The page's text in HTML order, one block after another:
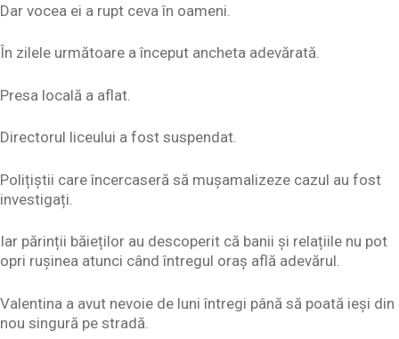
Dar vocea ei a rupt ceva în oameni.
În zilele următoare a început ancheta adevărată.
Presa locală a aflat.
Directorul liceului a fost suspendat.
Polițiștii care încercaseră să mușamalizeze cazul au fost
investigați.
Iar părinții băieților au descoperit că banii și relațiile nu pot
opri rușinea atunci când întregul oraș află adevărul.
Valentina a avut nevoie de luni întregi până să poată ieși din
nou singură pe stradă.